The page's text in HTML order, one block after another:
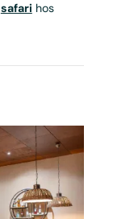
safari hos